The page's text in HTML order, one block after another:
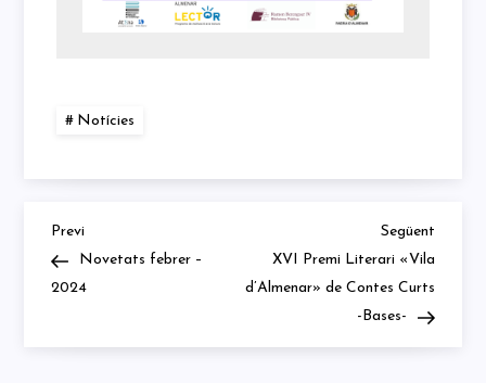
Notícies
Navegació
d'entrades
Previous
Post
Previ
Novetats febrer –
2024
Next
Post
Següent
XVI Premi Literari «Vila
d’Almenar» de Contes Curts
-Bases-